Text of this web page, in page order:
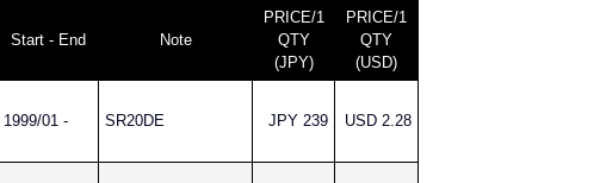
Start - End Note
PRICE/1
QTY
(JPY)
PRICE/1
QTY
(USD)
1999/01 - SR20DE JPY 239 USD 2.28